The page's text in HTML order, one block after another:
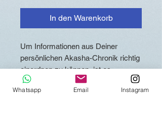
In den Warenkorb
Um Informationen aus Deiner
persönlichen Akasha-Chronik richtig
einordnen zu können, ist es
unbedingt nötig, den "Bauplan"
Deiner Seele zu kennen! Dieser
Whatsapp Email Instagram